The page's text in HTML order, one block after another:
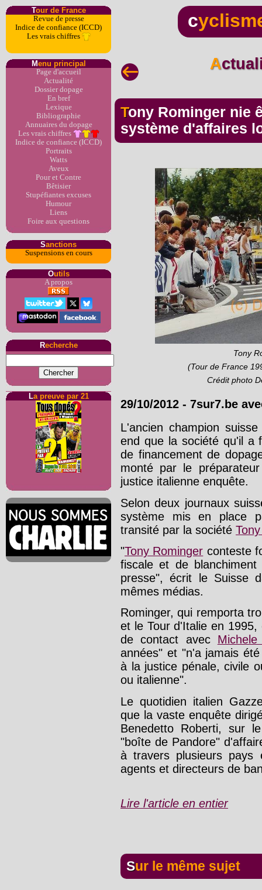
Tour de France
Revue de presse
Indice de confiance (ICCD)
Les vrais chiffres
Menu principal
Page d'accueil
Actualité
Dossier dopage
En bref
Lexique
Bibliographie
Annuaires du dopage
Les vrais chiffres
Indice de confiance (ICCD)
Portraits
Watts
Aveux
Pour et Contre
Bêtisier
Stupéfiantes excuses
Humour
Liens
Foire aux questions
Sanctions
Suspensions en cours
Outils
A propos
Recherche
La preuve par 21
c
Tony Rominger nie être impliqué dans le
système d'affaires
Tony
(Tour de France
Crédit photo
29/10/2012 - 7sur7.be
L'ancien champion
end que la société qu'il a
de financement de
monté par le
justice italienne enquête.
Selon deux journaux
système mis en place
transité par la société
"Tony Rominger conteste
fiscale et de
presse", écrit le Suisse
mêmes médias.
Rominger, qui remporta
et le Tour d'Italie en
de contact avec
années" et "n'a jamais
à la justice pénale, civile
ou italienne".
Le quotidien italien
que la vaste enquête
Benedetto Roberti, sur
"boîte de Pandore"
à travers plusieurs pays
agents et directeurs de
Lire l'article en entier
Sur le même sujet